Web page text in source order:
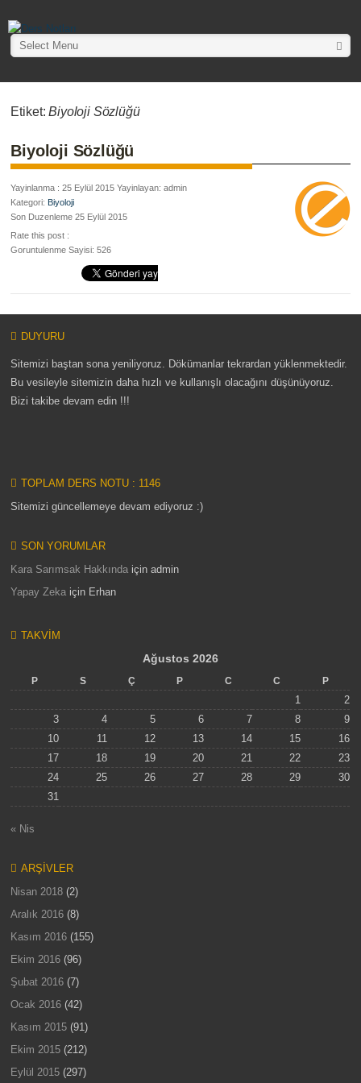
Select Menu
Etiket:Biyoloji Sözlüğü
Biyoloji Sözlüğü
Yayinlanma : 25 Eylül 2015 Yayinlayan: admin
Kategori: Biyoloji
Son Duzenleme 25 Eylül 2015
Rate this post :
Goruntulenme Sayisi: 526
DUYURU
Sitemizi baştan sona yeniliyoruz. Dökümanlar tekrardan yüklenmektedir.
Bu vesileyle sitemizin daha hızlı ve kullanışlı olacağını düşünüyoruz.
Bizi takibe devam edin !!!
TOPLAM DERS NOTU : 1146
Sitemizi güncellemeye devam ediyoruz :)
SON YORUMLAR
Kara Sarımsak Hakkında içinadmin
Yapay Zeka için Erhan
TAKVIM
Ağustos 2026
P S Ç P C C P
1
2
3
4 5 6 7 8
9
10
11 12 13 14 15
16
17
18 19 20 21 22
23
24
25 26 27 28 29
30
31
« Nis
ARŞIVLER
Nisan 2018 (2)
Aralık 2016 (8)
Kasım 2016 (155)
Ekim 2016 (96)
Şubat 2016 (7)
Ocak 2016 (42)
Kasım 2015 (91)
Ekim 2015 (212)
Eylül 2015 (297)